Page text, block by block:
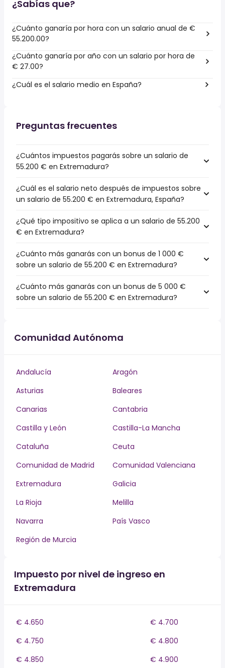
¿Sabías que?
¿Cuánto ganaría por hora con un salario anual de €
55.200.00?
¿Cuánto ganaría por año con un salario por hora de
€ 27.00?
¿Cuál es el salario medio en España?
Preguntas frecuentes
¿Cuántos impuestos pagarás sobre un salario de
55.200 € en Extremadura?
¿Cuál es el salario neto después de impuestos sobre
un salario de 55.200 € en Extremadura, España?
¿Qué tipo impositivo se aplica a un salario de 55.200
€ en Extremadura?
¿Cuánto más ganarás con un bonus de 1 000 €
sobre un salario de 55.200 € en Extremadura?
¿Cuánto más ganarás con un bonus de 5 000 €
sobre un salario de 55.200 € en Extremadura?
Comunidad Autónoma
Andalucía
Aragón
Asturias
Baleares
Canarias
Cantabria
Castilla y León
Castilla-La Mancha
Cataluña
Ceuta
Comunidad de Madrid
Comunidad Valenciana
Extremadura
Galicia
La Rioja
Melilla
Navarra
País Vasco
Región de Murcia
Impuesto por nivel de ingreso en
Extremadura
€ 4.650
€ 4.700
€ 4.750
€ 4.800
€ 4.850
€ 4.900